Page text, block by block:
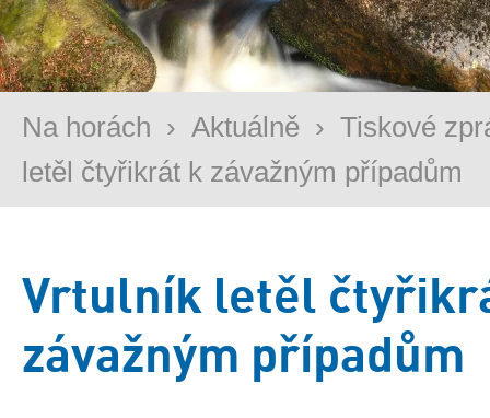
Na horách › Aktuálně › Tiskové
letěl čtyřikrát k závažným případům
Vrtulník letěl
závažným případům